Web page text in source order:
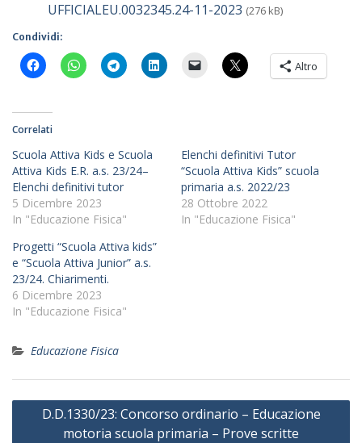
UFFICIALEU.0032345.24-11-2023 (276 kB)
Condividi:
Altro
Correlati
Scuola Attiva Kids e Scuola
Attiva Kids E.R. a.s. 23/24–
Elenchi definitivi tutor
5 Dicembre 2023
In "Educazione Fisica"
Elenchi definitivi Tutor
“Scuola Attiva Kids” scuola
primaria a.s. 2022/23
28 Ottobre 2022
In "Educazione Fisica"
Progetti “Scuola Attiva kids”
e “Scuola Attiva Junior” a.s.
23/24. Chiarimenti.
6 Dicembre 2023
In "Educazione Fisica"
Educazione Fisica
Navigazione
articoli
D.D.1330/23: Concorso ordinario – Educazione
motoria scuola primaria – Prove scritte